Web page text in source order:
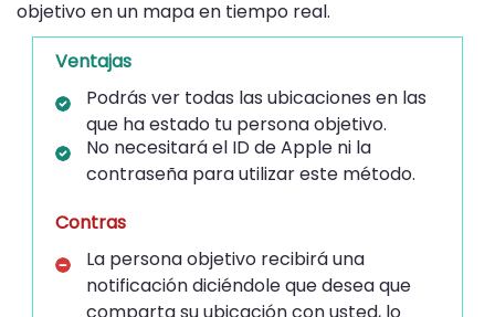
objetivo en un mapa en tiempo real.
Ventajas
Podrás ver todas las ubicaciones en las
que ha estado tu persona objetivo.
No necesitará el ID de Apple ni la
contraseña para utilizar este método.
Contras
La persona objetivo recibirá una
notificación diciéndole que desea que
comparta su ubicación con usted, lo